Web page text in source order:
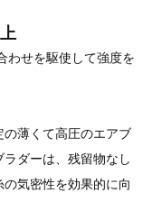
わせを駆使して強度を
薄くて高圧のエアブ
ダーは、残留物なし
気密性を効果的に向